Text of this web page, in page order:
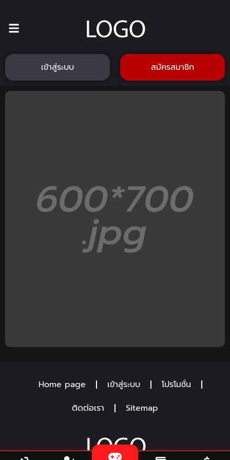
เข้าสู่ระบบ สมัครสมาชิก
Home page เข้าสู่ระบบ
โปรโมชั่น
ติดต่อเรา
Sitemap